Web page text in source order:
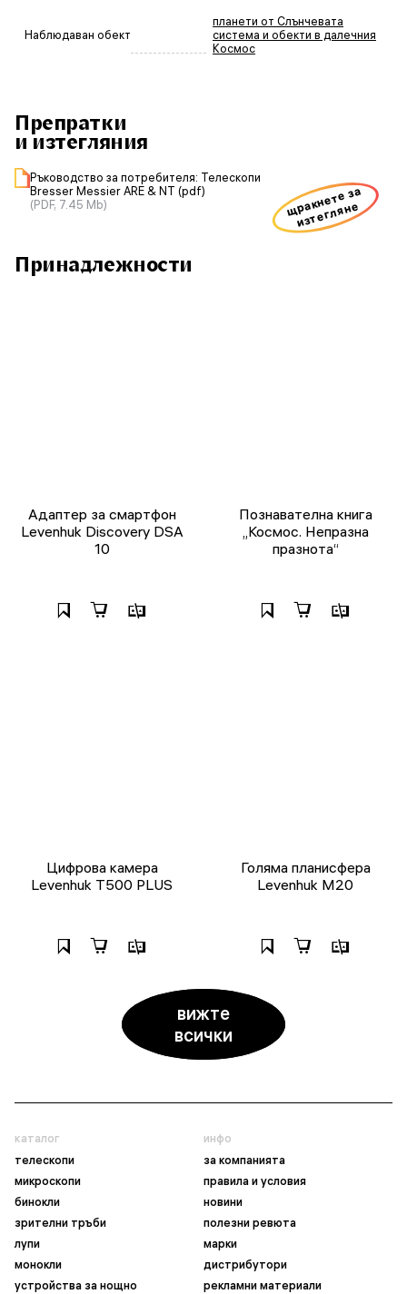
Наблюдаван обект
планети от Слънчевата
система и обекти в далечния
Космос
Препратки
и изтегляния
Ръководство за потребителя: Телескопи
Bresser Messier ARE & NT (pdf)
(PDF, 7.45 Mb)
щракнете за
изтегляне
Принадлежности
Адаптер за смартфон
Levenhuk Discovery DSA
10
Познавателна книга
„Космос. Непразна
празнота“
Цифрова камера
Levenhuk T500 PLUS
Голяма планисфера
Levenhuk M20
вижте
всички
каталог
телескопи
микроскопи
бинокли
зрителни тръби
лупи
монокли
устройства за нощно
инфо
за компанията
правила и условия
новини
полезни ревюта
марки
дистрибутори
рекламни материали